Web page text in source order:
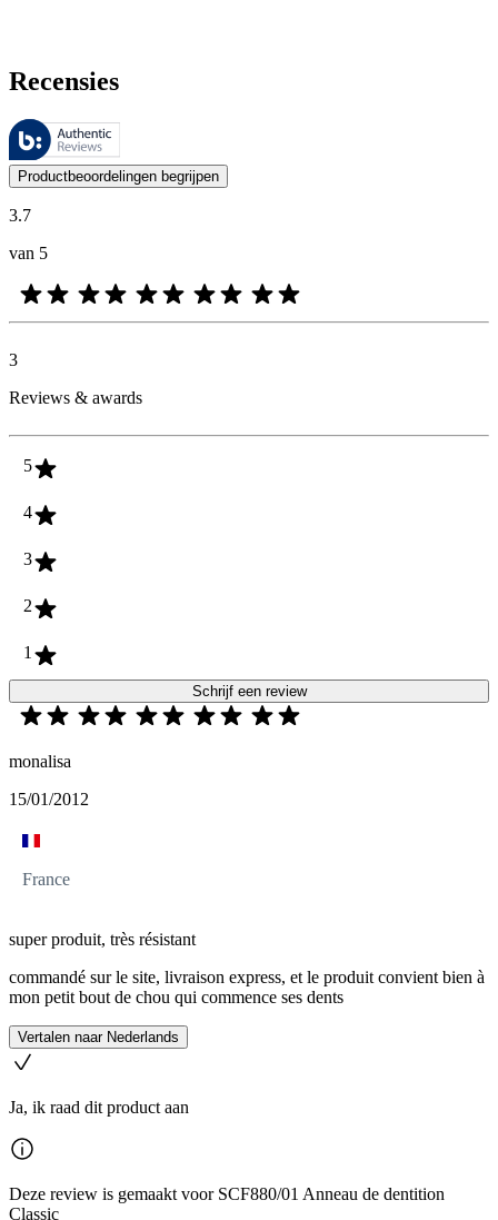
Recensies
Deze beoordelingen worden beheerd door Bazaarvoice en voldoen
De mening van onze klanten is nuttig voor iedereen, of het nu een
Productbeoordelingen begrijpen
3.7
van 5
3
Reviews & awards
5
4
3
2
1
Schrijf een review
monalisa
15/01/2012
France
super produit, très résistant
commandé sur le site, livraison express, et le produit convient bien à
mon petit bout de chou qui commence ses dents
Vertalen naar Nederlands
Ja, ik raad dit product aan
Deze review is gemaakt voor SCF880/01 Anneau de dentition
Classic